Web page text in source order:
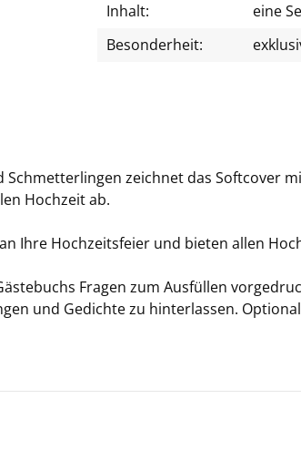
Inhalt:
eine
Besonderheit:
Schmet­ter­lin­gen zeich­net das Soft­co­ver
Hoch­zeit ab.
Ihre Hoch­zeits­fei­er und bie­ten allen
Fra­gen zum Aus­fül­len
und Ge­dich­te zu hin­ter­las­sen.